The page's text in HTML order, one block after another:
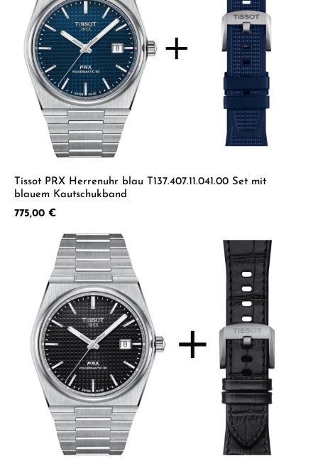
Tissot PRX Herrenuhr blau T137.407.11.041.00 Set mit
blauem Kautschukband
Regulärer Preis:
775,00 €